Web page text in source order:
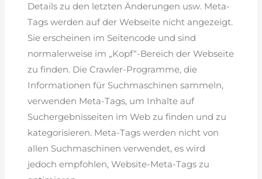
Details zu den letzten Änderungen usw. Meta-
Tags werden auf der Webseite nicht angezeigt.
Sie erscheinen im Seitencode und sind
normalerweise im „Kopf“-Bereich der Webseite
zu finden. Die Crawler-Programme, die
Informationen für Suchmaschinen sammeln,
verwenden Meta-Tags, um Inhalte auf
Suchergebnisseiten im Web zu finden und zu
kategorisieren. Meta-Tags werden nicht von
allen Suchmaschinen verwendet, es wird
jedoch empfohlen, Website-Meta-Tags zu